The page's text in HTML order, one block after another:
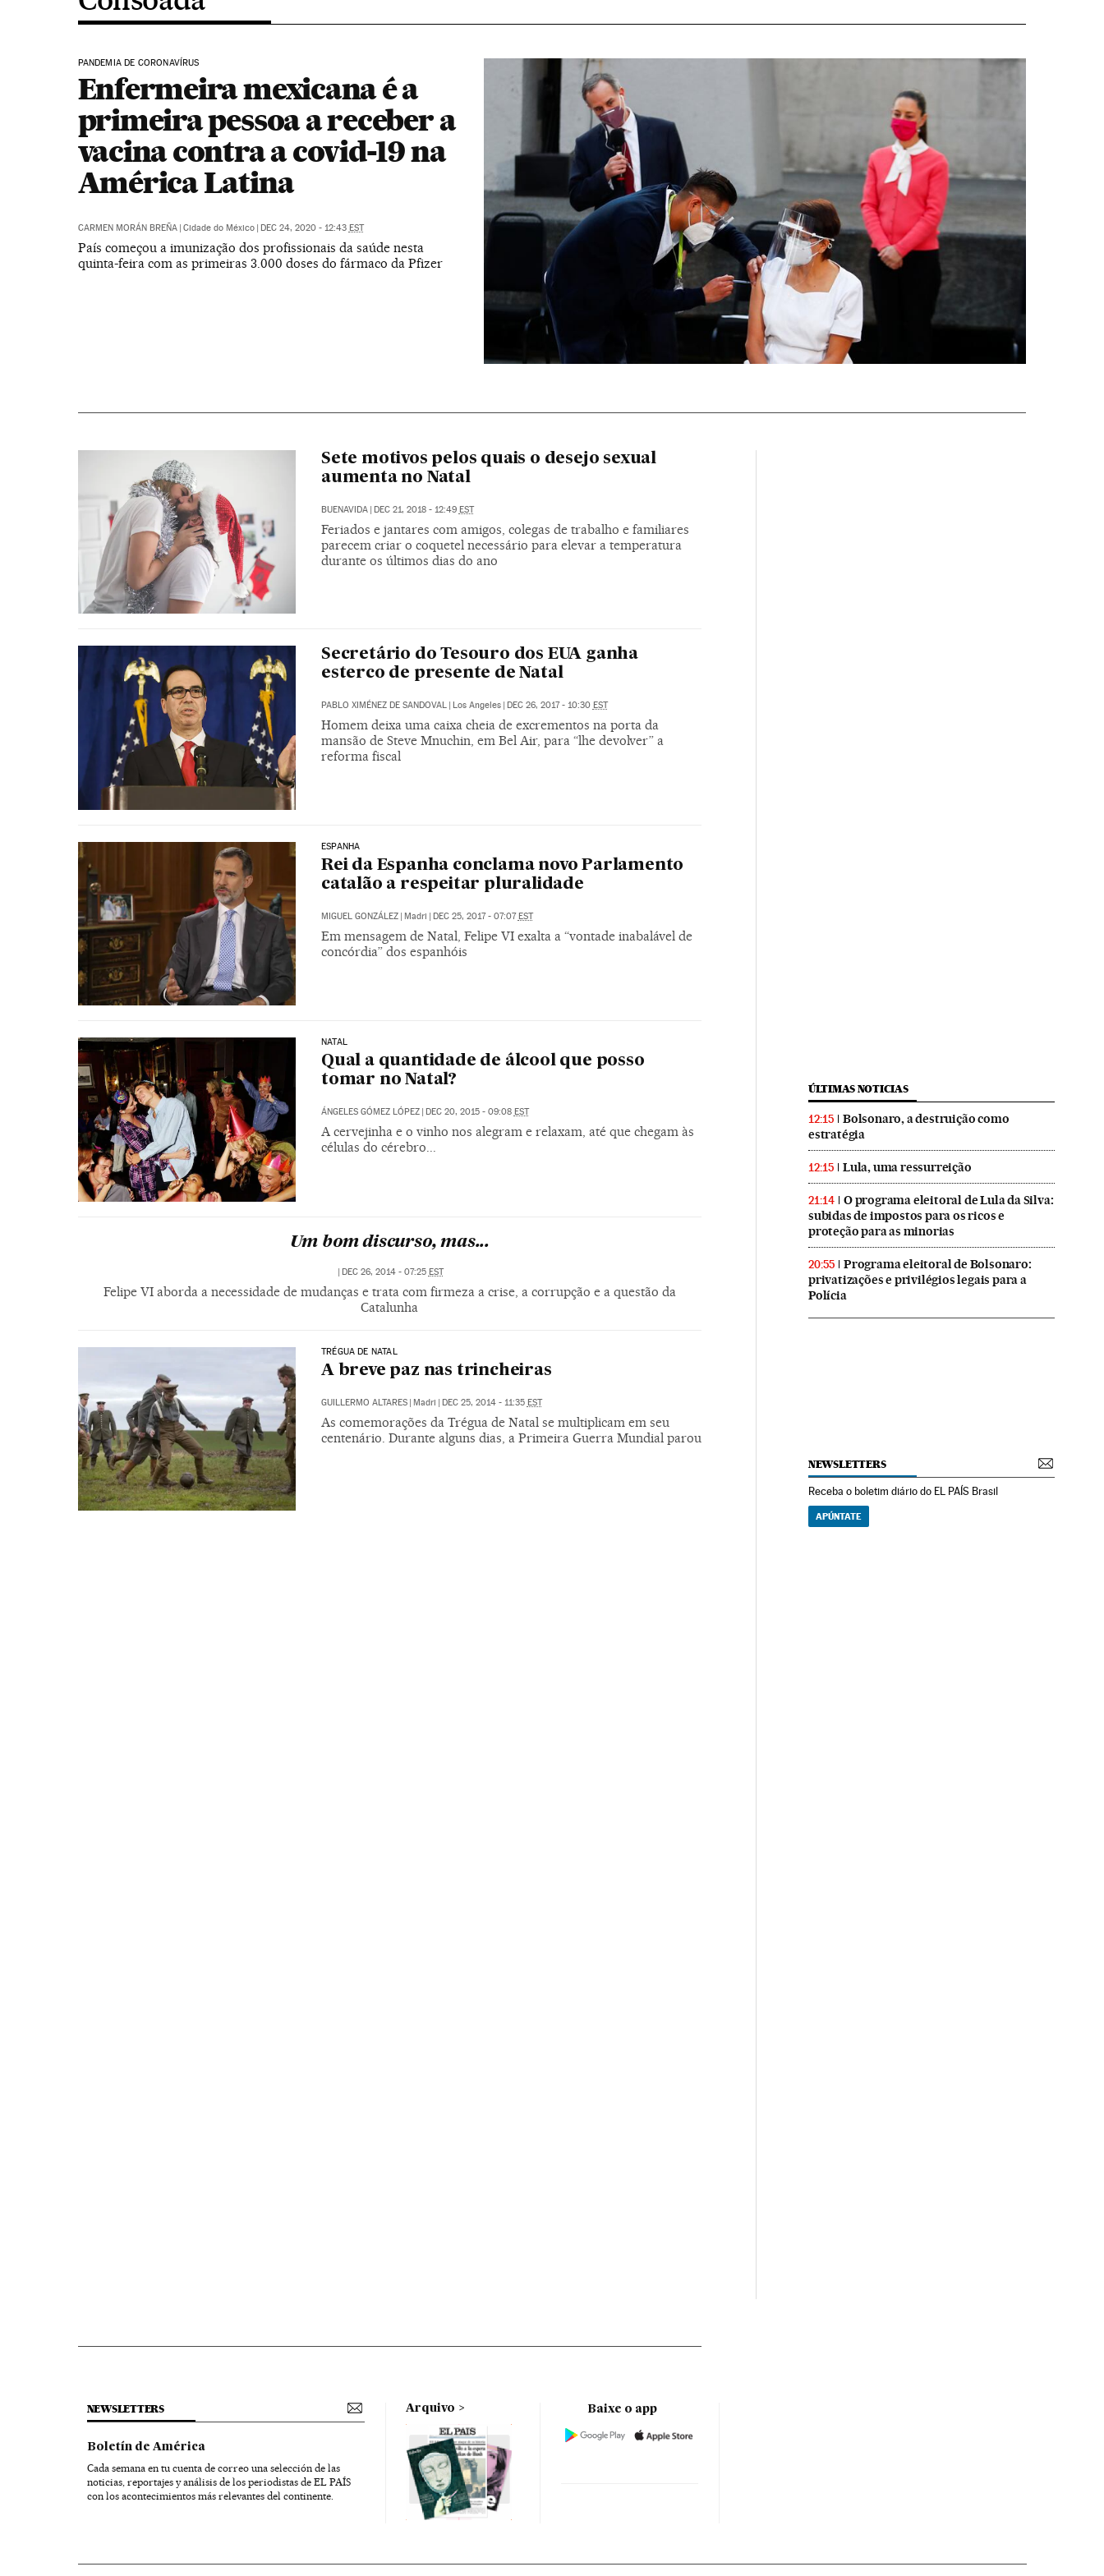
PANDEMIA DE CORONAVÍRUS
Enfermeira mexicana é a
primeira pessoa a receber a
vacina contra a covid-19 na
América Latina
CARMEN MORÁN BREÑA | Cidade do México | DEC 24, 2020 - 12:43 EST
País começou a imunização dos profissionais da saúde nesta
quinta-feira com as primeiras 3.000 doses do fármaco da Pfizer
Sete motivos pelos quais o desejo sexual
aumenta no Natal
BUENAVIDA | DEC 21, 2018 - 12:49 EST
Feriados e jantares com amigos, colegas de trabalho e familiares
parecem criar o coquetel necessário para elevar a temperatura
durante os últimos dias do ano
Secretário do Tesouro dos EUA ganha
esterco de presente de Natal
PABLO XIMÉNEZ DE SANDOVAL Los Angeles DEC 26, 2017 - 10:30 EST
Homem deixa uma caixa cheia de excrementos na porta da
mansão de Steve Mnuchin, em Bel Air, para “lhe devolver” a
reforma fiscal
ESPANHA
Rei da Espanha conclama novo Parlamento
catalão a respeitar pluralidade
MIGUEL GONZÁLEZ | Madri | DEC 25, 2017 - 07:07EST
Em mensagem de Natal, Felipe VI exalta a “vontade inabalável de
concórdia” dos espanhóis
NATAL
Qual a quantidade de álcool que posso
tomar no Natal?
ÁNGELES GÓMEZ LÓPEZ | DEC 20, 2015 - 09:08 EST
A cervejinha e o vinho nos alegram e relaxam, até que chegam às
células do cérebro...
Um bom discurso, mas...
| DEC 26, 2014 - 07:25 EST
Felipe VI aborda a necessidade de mudanças e trata com firmeza a crise, a corrupção e a questão da
Catalunha
TRÉGUA DE NATAL
A breve paz nas trincheiras
GUILLERMO ALTARES Madri DEC 25, 2014 - 11:35 EST
As comemorações da Trégua de Natal se multiplicam em seu
centenário. Durante alguns dias, a Primeira Guerra Mundial parou
ÚLTIMAS NOTICIAS
12:15
Bolsonaro, a destruição como
estratégia
12:15 Lula, uma ressurreição
21:14
O programa eleitoral de Lula da Silva:
subidas de impostos para os ricos e
proteção para as minorias
20:55
Programa eleitoral de Bolsonaro:
privatizações e privilégios legais para a
Polícia
NEWSLETTERS
Receba o boletim diário do EL PAÍS Brasil
APÚNTATE
NEWSLETTERS
Boletín de América
Cada semana en tu cuenta de correo una selección de las
noticias, reportajes y análisis de los periodistas de EL PAÍS
con los acontecimientos más relevantes del continente.
Arquivo Baixe o app